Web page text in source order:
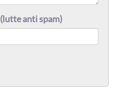
(lutte anti spam)